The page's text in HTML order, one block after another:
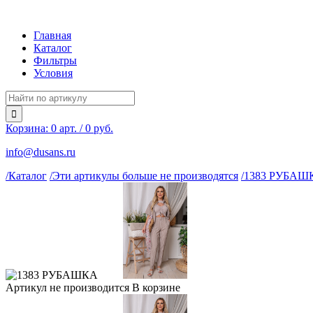
Главная
Каталог
Фильтры
Условия
Корзина: 0 арт. / 0 руб.
info@dusans.ru
/Каталог /Эти артикулы больше не производятся /1383
Артикул не производится В корзине